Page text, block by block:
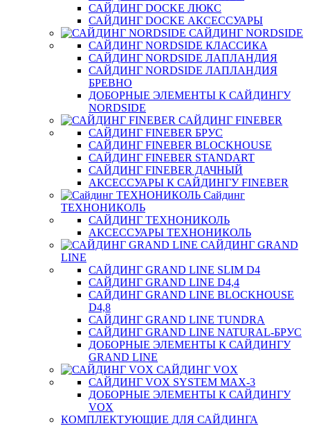
САЙДИНГ DOCKE ЛЮКС
САЙДИНГ DOCKE АКСЕССУАРЫ
САЙДИНГ NORDSIDE
САЙДИНГ NORDSIDE КЛАССИКА
САЙДИНГ NORDSIDE ЛАПЛАНДИЯ
САЙДИНГ NORDSIDE ЛАПЛАНДИЯ
БРЕВНО
ДОБОРНЫЕ ЭЛЕМЕНТЫ К САЙДИНГУ
NORDSIDE
САЙДИНГ FINEBER
САЙДИНГ FINEBER БРУС
САЙДИНГ FINEBER BLOCKHOUSE
САЙДИНГ FINEBER STANDART
САЙДИНГ FINEBER ДАЧНЫЙ
АКСЕССУАРЫ К САЙДИНГУ FINEBER
Сайдинг
ТЕХНОНИКОЛЬ
САЙДИНГ ТЕХНОНИКОЛЬ
АКСЕССУАРЫ ТЕХНОНИКОЛЬ
САЙДИНГ GRAND
LINE
САЙДИНГ GRAND LINE SLIM D4
САЙДИНГ GRAND LINE D4,4
САЙДИНГ GRAND LINE BLOCKHOUSE
D4,8
САЙДИНГ GRAND LINE TUNDRA
САЙДИНГ GRAND LINE NATURAL-БРУС
ДОБОРНЫЕ ЭЛЕМЕНТЫ К САЙДИНГУ
GRAND LINE
САЙДИНГ VOX
САЙДИНГ VOX SYSTEM MAX-3
ДОБОРНЫЕ ЭЛЕМЕНТЫ К САЙДИНГУ
VOX
КОМПЛЕКТУЮЩИЕ ДЛЯ САЙДИНГА